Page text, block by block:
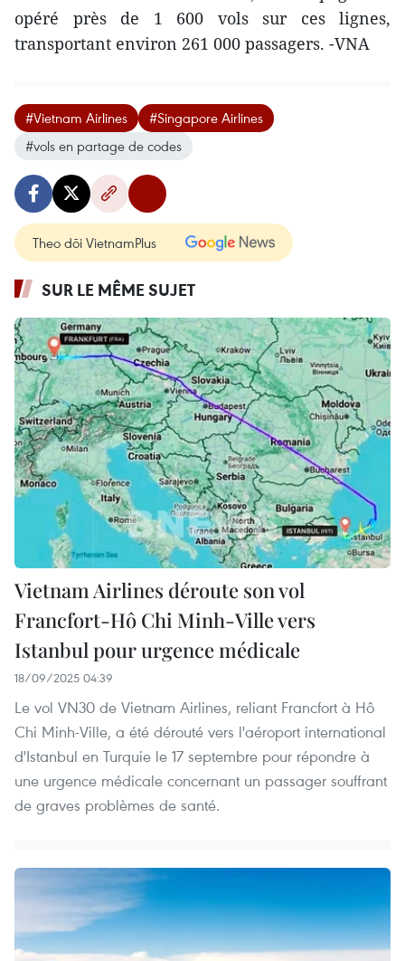
opéré près de 1 600 vols sur ces lignes,
transportant environ 261 000 passagers. -VNA
#Vietnam Airlines
#Singapore Airlines
#vols en partage de codes
Theo dõi VietnamPlus
SUR LE MÊME SUJET
Vietnam Airlines déroute son vol
Francfort-Hô Chi Minh-Ville vers
Istanbul pour urgence médicale
18/09/2025 04:39
Le vol VN30 de Vietnam Airlines, reliant Francfort à Hô
Chi Minh-Ville, a été dérouté vers l'aéroport international
d'Istanbul en Turquie le 17 septembre pour répondre à
une urgence médicale concernant un passager souffrant
de graves problèmes de santé.